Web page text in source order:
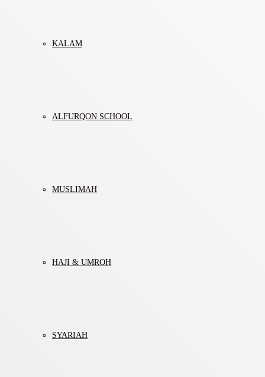
KALAM
ALFURQON SCHOOL
MUSLIMAH
HAJI & UMROH
SYARIAH